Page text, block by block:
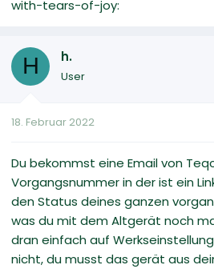
with-tears-of-joy:
H h.
User
18. Februar 2022
Du bekommst eine Email von
Vorgangsnummer in der ist ein
den Status deines ganzen
was du mit dem Altgerät noch
dran einfach auf
nicht, du musst das gerät aus